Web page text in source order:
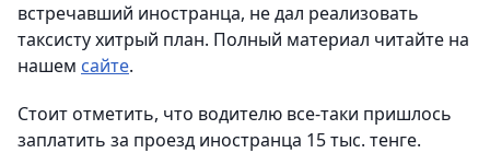
встречавший иностранца, не дал реализовать
таксисту хитрый план. Полный материал читайте на
нашем сайте.
Стоит отметить, что водителю все-таки пришлось
заплатить за проезд иностранца 15 тыс. тенге.